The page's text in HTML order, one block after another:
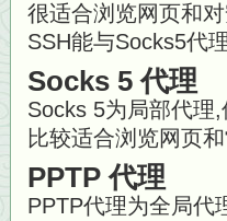
很适合浏览网页和
SSH能与Socks5代
Socks 5 代理
Socks 5为局部代理
比较适合浏览网页
PPTP 代理
PPTP代理为全局代